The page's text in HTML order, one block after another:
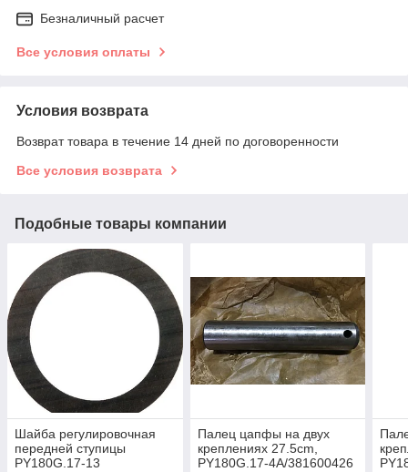
Безналичный расчет
Все условия оплаты
Условия возврата
Возврат товара в течение 14 дней по договоренности
Все условия возврата
Подобные товары компании
Шайба регулировочная
передней ступицы
PY180G.17-13
Палец цапфы на двух
креплениях 27.5cm,
PY180G.17-4A/381600426